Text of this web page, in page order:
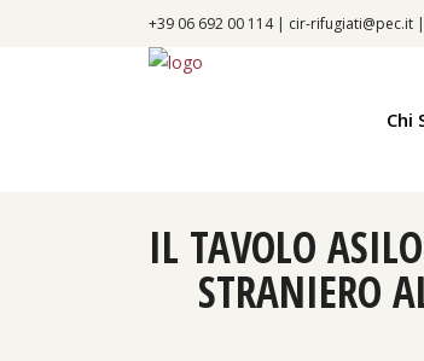
+39 06 692 00 114 | cir-rifugiati@pec.it |
Chi
IL TAVOLO
STRANIERO